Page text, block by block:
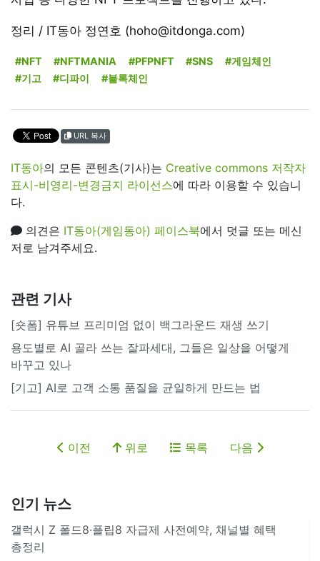
정리 / IT동아 정연호 (hoho@itdonga.com)
#NFT #NFTMANIA #PFPNFT #SNS
#게임체인
#기고
#디파이 #블록체인
URL 복사
IT동아의 모든 콘텐츠(기사)는 Creative commons 저작자
표시-비영리-변경금지 라이선스에 따라 이용할 수 있습니
다.
의견은 IT동아(게임동아) 페이스북에서 덧글 또는 메신
저로 남겨주세요.
관련 기사
[숏폼] 유튜브 프리미엄 없이 백그라운드 재생 쓰기
용도별로 AI 골라 쓰는 잘파세대, 그들은 일상을 어떻게
바꾸고 있나
[기고] AI로 고객 소통 품질을 균일하게 만드는 법
이전 위로 목록 다음
인기 뉴스
갤럭시 Z 폴드8·플립8 자급제 사전예약, 채널별 혜택
총정리